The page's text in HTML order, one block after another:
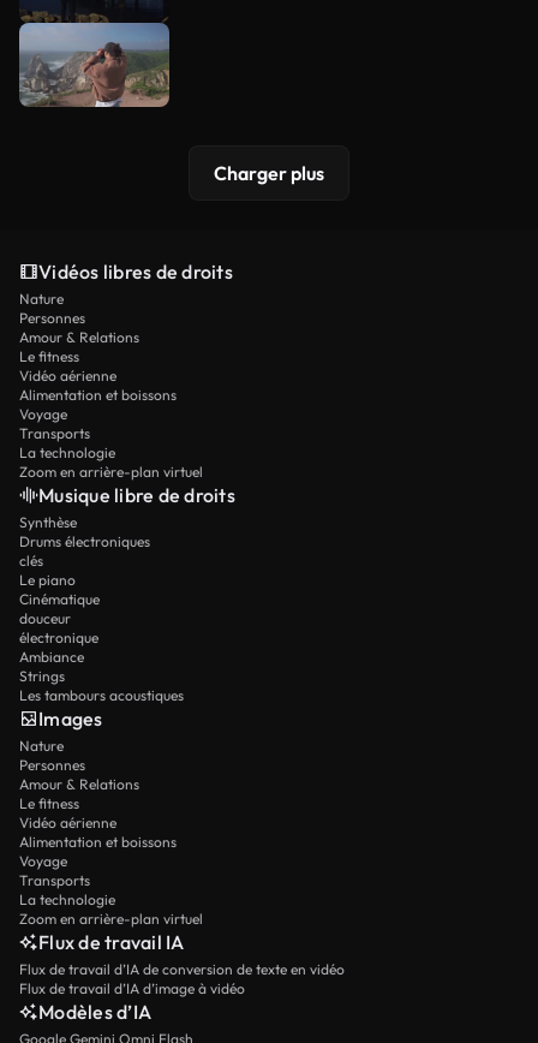
Charger plus
Vidéos libres de droits
Nature
Personnes
Amour & Relations
Le fitness
Vidéo aérienne
Alimentation et boissons
Voyage
Transports
La technologie
Zoom en arrière-plan virtuel
Musique libre de droits
Synthèse
Drums électroniques
clés
Le piano
Cinématique
douceur
électronique
Ambiance
Strings
Les tambours acoustiques
Images
Nature
Personnes
Amour & Relations
Le fitness
Vidéo aérienne
Alimentation et boissons
Voyage
Transports
La technologie
Zoom en arrière-plan virtuel
Flux de travail IA
Flux de travail d’IA de conversion de texte en vidéo
Flux de travail d’IA d’image à vidéo
Modèles d’IA
Google Gemini Omni Flash